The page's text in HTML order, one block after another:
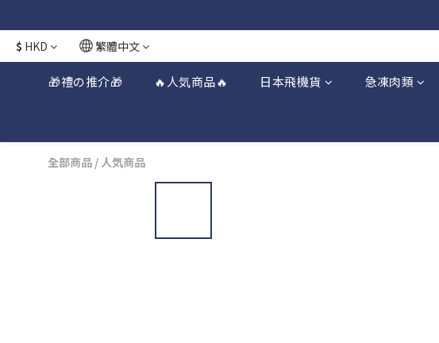
日本接近假期，貨源較不
日本接近假期，貨源較不
$ HKD 繁體中文
🎁禮の推介🎁 🔥人気商品🔥 日本飛機貨 急凍肉類
全部商品 / 人気商品